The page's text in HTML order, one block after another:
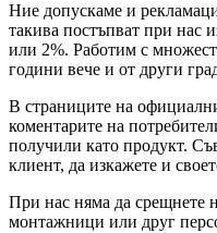
Ние допускаме и
такива постъпват при нас
или 2%. Работим с
години вече и от други
В страниците на
коментарите на
получили като продукт.
клиент, да изкажете и
При нас няма да срещнете
монтажници или друг